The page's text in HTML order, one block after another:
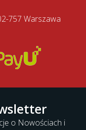
757 Warszawa
o Nowościach i